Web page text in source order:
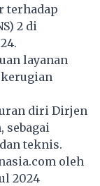
terhadap
2 di
layanan
diri Dirjen
sebagai
teknis.
oleh
2024